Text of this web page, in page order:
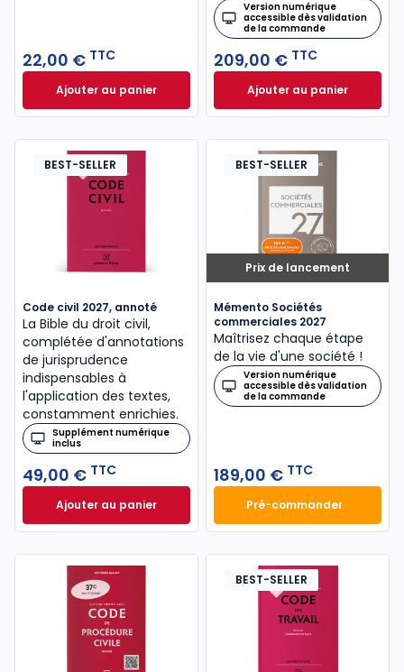
22,00 € TTC
Ajouter au panierCode civil 2027 annoté. Édition limitée à 22,00 € TTC
Version numérique
accessible dès validation
de la commande
209,00 € TTC
Ajouter au panier
Mémento Social
BEST-SELLER
Code civil 2027, annoté
La Bible du droit civil,
complétée d'annotations
de jurisprudence
indispensables à
l'application des textes,
constamment enrichies.
Supplément numérique
inclus
49,00 € TTC
Ajouter au panierCode civil 2027, annoté à 49,00 € TTC
Prix de lancement
BEST-SELLER
Mémento Sociétés
commerciales 2027
Maîtrisez chaque étape
de la vie d'une société !
Version numérique
accessible dès validation
de la commande
189,00 € TTC
Pré-commander
Mémento
BEST-SELLER